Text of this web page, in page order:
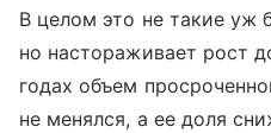
В целом это не такие уж
но настораживает рост
годах объем
не менялся, а ее доля